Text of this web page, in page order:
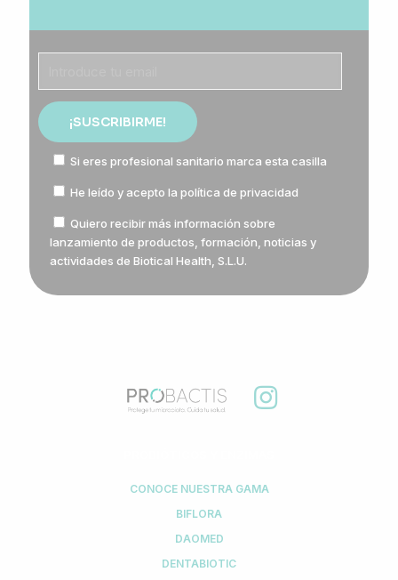
Si eres profesional sanitario marca esta casilla
He leído y acepto la política de privacidad
Quiero recibir más información sobre
lanzamiento de productos, formación, noticias y
actividades de Biotical Health, S.L.U.
CONOCE NUESTRA GAMA
BIFLORA
DAOMED
DENTABIOTIC